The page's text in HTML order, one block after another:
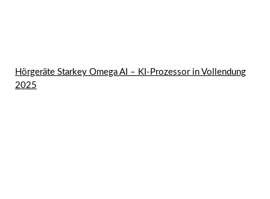
Hörgeräte Starkey Omega AI – KI-Prozessor in Vollendung
2025